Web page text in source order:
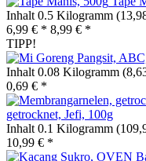
Inhalt 0.5 Kilogramm
6,99 € * 8,99 € *
TIPP!
Inhalt 0.08 Kilogramm
0,69 € *
getrocknet, Jefi, 100g
Inhalt 0.1 Kilogramm
10,99 € *